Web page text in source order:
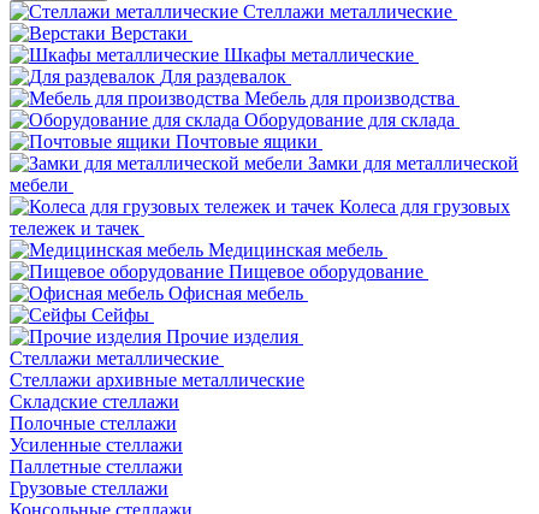
Стеллажи металлические
Верстаки
Шкафы металлические
Для раздевалок
Мебель для производства
Оборудование для склада
Почтовые ящики
Замки для металлической
мебели
Колеса для грузовых
тележек и тачек
Медицинская мебель
Пищевое оборудование
Офисная мебель
Сейфы
Прочие изделия
Стеллажи металлические
Cтеллажи архивные металлические
Складские стеллажи
Полочные стеллажи
Усиленные стеллажи
Паллетные стеллажи
Грузовые стеллажи
Консольные стеллажи